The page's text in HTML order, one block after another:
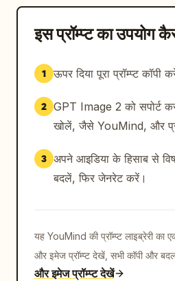
इस प्रॉम्प्ट का उपयोग
1 ऊपर दिया पूरा प्रॉम्प्ट कॉपी
2 GPT Image 2 को सपोर्ट
खोलें, जैसे YouMind, और
3 अपने आइडिया के हिसाब से
बदलें, फिर जेनरेट करें।
यह YouMind की प्रॉम्प्ट लाइब्रेरी का
और इमेज प्रॉम्प्ट देखें, सभी कॉपी और
और इमेज प्रॉम्प्ट देखें